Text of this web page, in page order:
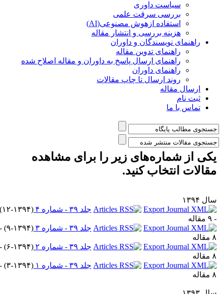
سیاست داوری
بررسی سرقت علمی
استفاده ازهوش مصنوعی(AI)
هزینه بررسی و انتشار مقاله
راهنمای نویسندگان و داوران
راهنمای تدوین مقاله
راهنمای ارسال پاسخ به داوران و مقاله اصلاح شده
راهنمای داوران
روند ارسال تا چاپ مقالات
ارسال مقاله
ثبت نام
تماس با ما
از شماره‌های زیر را برای مشاهده
انتخاب کنید.
۱۳۹۴
جلد ۳۹ - شماره ۴
(۱۲-۱۳۹۴)
جلد ۳۹ - شماره ۳
(۹-۱۳۹۴) -
جلد ۳۹ - شماره ۲
(۶-۱۳۹۴) -
جلد ۳۹ - شماره ۱
(۳-۱۳۹۴) -